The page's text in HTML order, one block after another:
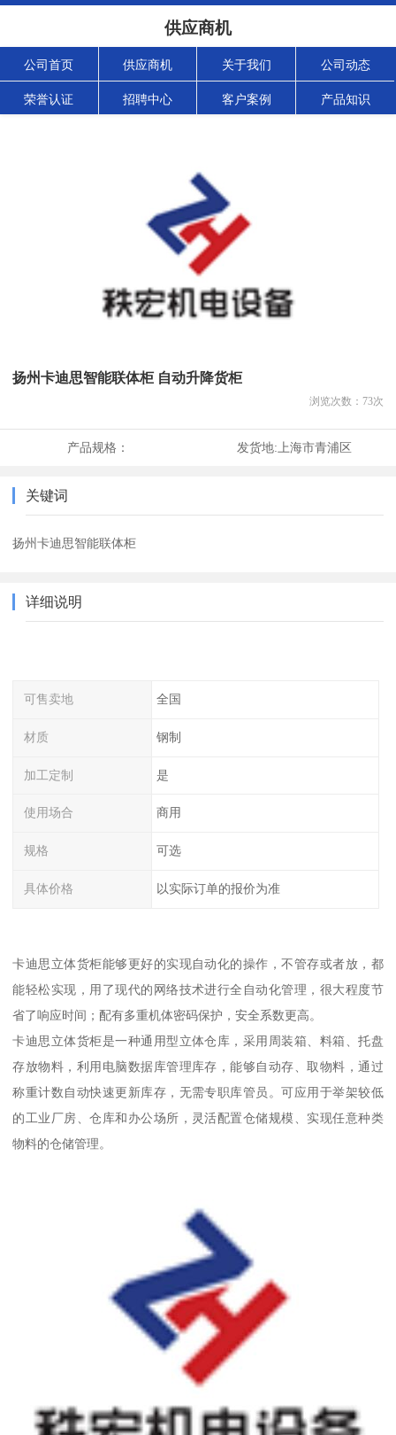
供应商机
公司首页 供应商机 关于我们 公司动态
荣誉认证 招聘中心 客户案例 产品知识
扬州卡迪思智能联体柜 自动升降货柜
浏览次数： 73次
产品规格： 发货地: 上海市青浦区
关键词
扬州卡迪思智能联体柜
详细说明
可售卖地 全国
材质 钢制
加工定制 是
使用场合 商用
规格 可选
具体价格 以实际订单的报价为准
卡迪思立体货柜能够更好的实现自动化的操作，不管存或者放，都
能轻松实现，用了现代的网络技术进行全自动化管理，很大程度节
省了响应时间；配有多重机体密码保护，安全系数更高。
卡迪思立体货柜是一种通用型立体仓库，采用周装箱、料箱、托盘
存放物料，利用电脑数据库管理库存，能够自动存、取物料，通过
称重计数自动快速更新库存，无需专职库管员。可应用于举架较低
的工业厂房、仓库和办公场所，灵活配置仓储规模、实现任意种类
物料的仓储管理。